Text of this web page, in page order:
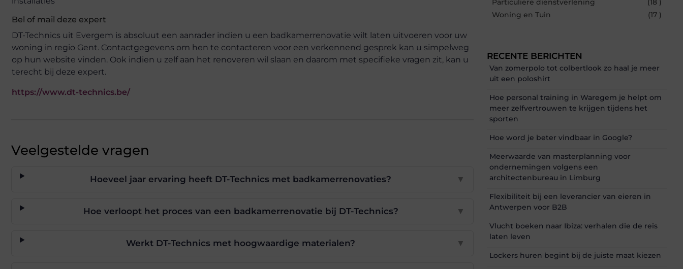
Bel of mail deze expert
DT-Technics uit Evergem is absoluut een aanrader indien u een badkamerrenovatie wilt laten uitvoeren voor uw
woning in regio Gent. Contactgegevens om hen te contacteren voor een verkennend gesprek kan u simpelweg
op hun website vinden. Ook indien u zelf aan het renoveren wil slaan en daarom met specifieke vragen zit, kan u
terecht bij deze expert.
https://www.dt-technics.be/
Veelgestelde vragen
Hoeveel jaar ervaring heeft DT-Technics met badkamerrenovaties? ▼
Hoe verloopt het proces van een badkamerrenovatie bij DT-Technics? ▼
Werkt DT-Technics met hoogwaardige materialen? ▼
Particuliere dienstverlening
(18 )
Woning en Tuin
(17 )
RECENTE BERICHTEN
Van zomerpolo tot colbertlook zo haal je meer
uit een poloshirt
Hoe personal training in Waregem je helpt om
meer zelfvertrouwen te krijgen tijdens het
sporten
Hoe word je beter vindbaar in Google?
Meerwaarde van masterplanning voor
ondernemingen volgens een
architectenbureau in Limburg
Flexibiliteit bij een leverancier van eieren in
Antwerpen voor B2B
Vlucht boeken naar Ibiza: verhalen die de reis
laten leven
Lockers huren begint bij de juiste maat kiezen